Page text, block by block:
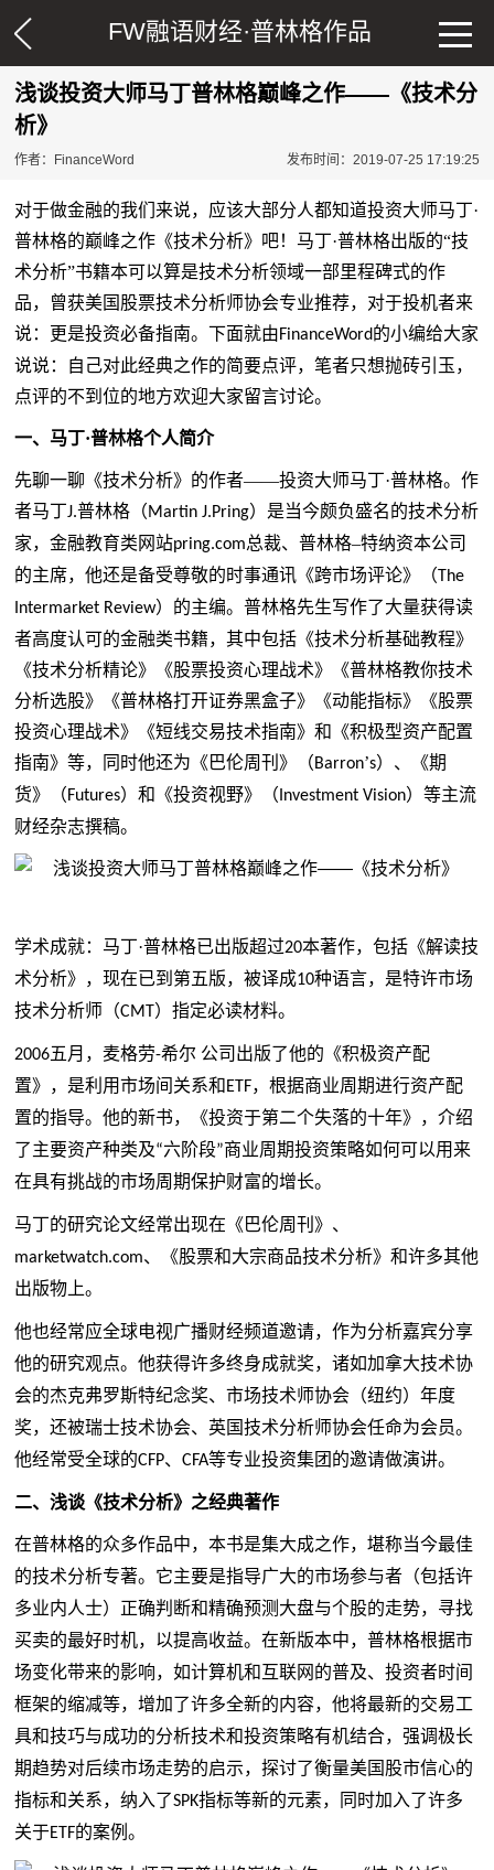
FW融语财经·普林格作品
浅谈投资大师马丁普林格巅峰之作——《技术分
析》
作者：FinanceWord 发布时间：2019-07-25 17:19:25
对于做金融的我们来说，应该大部分人都知道投资大师马丁·
普林格的巅峰之作《技术分析》吧！马丁·普林格出版的“技
术分析”书籍本可以算是技术分析领域一部里程碑式的作
品，曾获美国股票技术分析师协会专业推荐，对于投机者来
说：更是投资必备指南。下面就由FinanceWord的小编给大家
说说：自己对此经典之作的简要点评，笔者只想抛砖引玉，
点评的不到位的地方欢迎大家留言讨论。
一、 马丁·普林格个人简介
先聊一聊《技术分析》的作者——投资大师马丁·普林格。作
者马丁J.普林格（Martin J.Pring）是当今颇负盛名的技术分析
家，金融教育类网站pring.com总裁、普林格–特纳资本公司
的主席，他还是备受尊敬的时事通讯《跨市场评论》（The
Intermarket Review）的主编。普林格先生写作了大量获得读
者高度认可的金融类书籍，其中包括《技术分析基础教程》
《技术分析精论》《股票投资心理战术》《普林格教你技术
分析选股》《普林格打开证券黑盒子》《动能指标》《股票
投资心理战术》《短线交易技术指南》和《积极型资产配置
指南》等，同时他还为《巴伦周刊》（Barron’s）、《期
货》（Futures）和《投资视野》（ Investment Vision）等主流
财经杂志撰稿。
学术成就：马丁·普林格已出版超过20本著作，包括《解读技
术分析》，现在已到第五版，被译成10种语言，是特许市场
技术分析师（CMT）指定必读材料。
2006五月，麦格劳-希尔 公司出版了他的《积极资产配
置》，是利用市场间关系和 ETF，根据商业周期进行资产配
置的指导。他的新书，《投资于第二个失落的十年》，介绍
了主要资产种类及“六阶段”商业周期投资策略如何可以用来
在具有挑战的市场周期保护财富的增长。
马丁的研究论文经常出现在《巴伦周刊》、
marketwatch.com、《股票和大宗商品技术分析》和许多其他
出版物上。
他也经常应全球电视广播财经频道邀请，作为分析嘉宾分享
他的研究观点。他获得许多终身成就奖，诸如加拿大技术协
会的杰克弗罗斯特纪念奖、市场技术师协会（纽约）年度
奖，还被瑞士技术协会、英国技术分析师协会任命为会员。
他经常受全球的CFP、CFA等专业投资集团的邀请做演讲。
二、浅谈《技术分析》之经典著作
在普林格的众多作品中，本书是集大成之作，堪称当今最佳
的技术分析专著。它主要是指导广大的市场参与者（包括许
多业内人士）正确判断和精确预测大盘与个股的走势，寻找
买卖的最好时机，以提高收益。在新版本中，普林格根据市
场变化带来的影响，如计算机和互联网的普及、投资者时间
框架的缩减等，增加了许多全新的内容，他将最新的交易工
具和技巧与成功的分析技术和投资策略有机结合，强调极长
期趋势对后续市场走势的启示，探讨了衡量美国股市信心的
指标和关系，纳入了SPK指标等新的元素，同时加入了许多
关于ETF的案例。